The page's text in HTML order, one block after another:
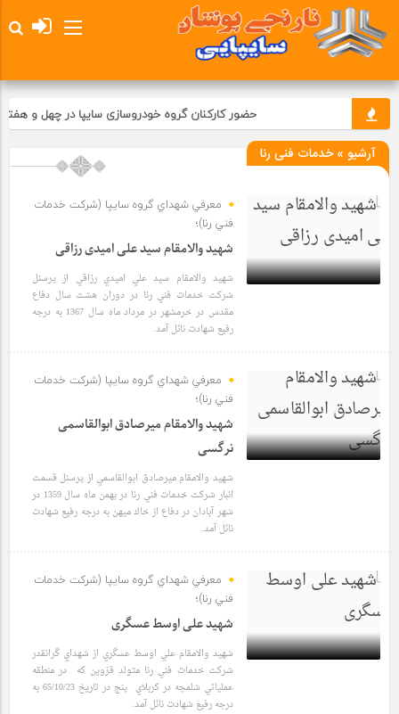
حضور کارکنان گروه خودروسازی سایپا در چهل و
آرشیو » خدمات فنی رنا
معرفي شهداي گروه سايپا (شركت خدمات
فني رنا)؛
شهید والامقام سید علی امیدی رزاقی
شهيد والامقام سيد علي اميدي رزاقي از پرسنل
شركت خدمات فني رنا در دوران هشت سال دفاع
مقدس در خرمشهر در مرداد ماه سال 1367 به درجه
رفيع شهادت نائل آمد.
معرفي شهداي گروه سايپا (شركت خدمات
فني رنا)؛
شهید والامقام میرصادق ابوالقاسمی
نرگسی
شهيد والامقام ميرصادق ابوالقاسمي از پرسنل قسمت
انبار شركت خدمات فني رنا در بهمن ماه سال 1359 در
شهر آبادان در دفاع از خاك ميهن به درجه رفيع شهادت
نائل آمد.
معرفي شهداي گروه سايپا (شركت خدمات
فني رنا)؛
شهید علی اوسط عسگری
شهيد والامقام علي اوسط عسگري از شهداي گرانقدر
شركت خدمات فني رنا متولد قزوين كه در منطقه
عملياتي شلمچه در كربلاي پنج در تاريخ 65/10/23 به
درجه رفيع شهادت نائل آمد.